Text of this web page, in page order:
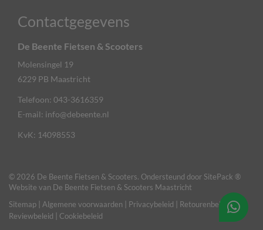
Contactgegevens
De Beente Fietsen & Scooters
Molensingel 19
6229 PB Maastricht
Telefoon: 043-3616359
E-mail: info@debeente.nl
KvK: 14098553
© 2026 De Beente Fietsen & Scooters. Ondersteund door SitePack ®
Website van De Beente Fietsen & Scooters Maastricht
Sitemap
Algemene voorwaarden Privacybeleid
Retourenbeleid
Reviewbeleid
Cookiebeleid